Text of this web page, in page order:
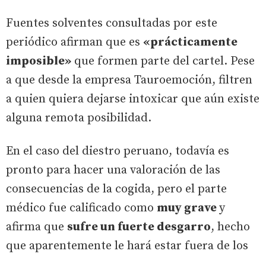
Fuentes solventes consultadas por este
periódico afirman que es «prácticamente
imposible» que formen parte del cartel. Pese
a que desde la empresa Tauroemoción, filtren
a quien quiera dejarse intoxicar que aún existe
alguna remota posibilidad.
En el caso del diestro peruano, todavía es
pronto para hacer una valoración de las
consecuencias de la cogida, pero el parte
médico fue calificado como muy gravey
afirma que sufre un fuerte desgarro, hecho
que aparentemente le hará estar fuera de los